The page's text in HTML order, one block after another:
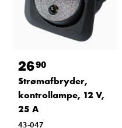
2690
Strømafbryder,
kontrollampe, 12 V,
25 A
43-047